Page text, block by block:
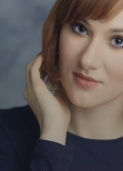
Праздники
Происшествия
Спорт
Экономика и бизнес
ПРОЕКТЫ
Блоги
Издания
Медиаперсона
Интересное чтиво